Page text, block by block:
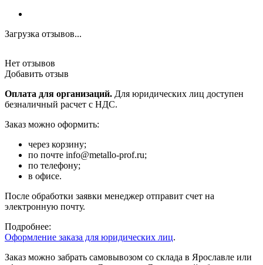
Загрузка отзывов...
Нет отзывов
Добавить отзыв
Оплата для организаций. Для юридических лиц доступен
безналичный расчет с НДС.
Заказ можно оформить:
через корзину;
по почте info@metallo-prof.ru;
по телефону;
в офисе.
После обработки заявки менеджер отправит счет на
электронную почту.
Подробнее:
Оформление заказа для юридических лиц.
Заказ можно забрать самовывозом со склада в Ярославле или